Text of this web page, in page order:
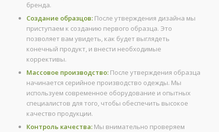
бренда.
Создание образцов:После утверждения дизайна мы
приступаем к созданию первого образца. Это
позволяет вам увидеть, как будет выглядеть
конечный продукт, и внести необходимые
коррективы.
Массовое производство:После утверждения образца
начинается серийное производство одежды. Мы
используем современное оборудование и опытных
специалистов для того, чтобы обеспечить высокое
качество продукции.
Контроль качества:Мы внимательно проверяем